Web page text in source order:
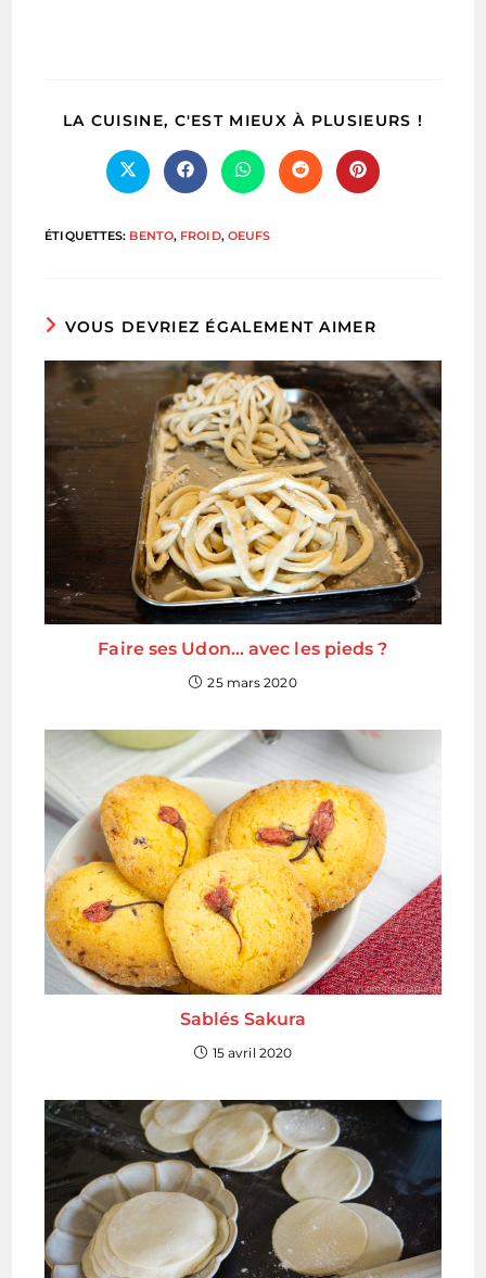
LA CUISINE, C'EST MIEUX À PLUSIEURS !
Ouvrir
dans
fenêtre
Ouvrir
dans
fenêtre
Ouvrir
dans
fenêtre
Ouvrir
dans
Ouvrir
dans
ÉTIQUETTES: BENTO, FROID, OEUFS
VOUS DEVRIEZ ÉGALEMENT AIMER
Faire ses Udon… avec les pieds ?
25 mars 2020
Sablés Sakura
15 avril 2020